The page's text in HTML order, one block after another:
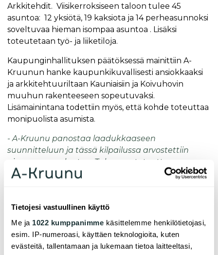
Tietojesi vastuullinen käyttö
Me ja 1022 kumppanimme käsittelemme henkilötietojasi,
esim. IP-numeroasi, käyttäen teknologioita, kuten
evästeitä, tallentamaan ja lukemaan tietoa laitteeltasi,
Arkkitehdit. Viisikerroksiseen taloon tulee 45
asuntoa: 12 yksiötä, 19 kaksiota ja 14 perheasunnoksi
soveltuvaa hieman isompaa asuntoa . Lisäksi
toteutetaan työ- ja liiketiloja.
Kaupunginhallituksen päätöksessä mainittiin A-
Kruunun hanke kaupunkikuvallisesti ansiokkaaksi
ja arkkitehtuuriltaan Kauniaisiin ja Koivuhovin
muuhun rakenteeseen sopeutuvaksi.
Lisämainintana todettiin myös, että kohde toteuttaa
monipuolista asumista.
- A-Kruunu panostaa laadukkaaseen
suunnitteluun ja tässä kilpailussa arvostettiin
nimenomaan laatua. Tulemme toteuttamaan
Kauniaisiin kohtuuhintaisia,
Mäkimattila.
Lisätietoja: